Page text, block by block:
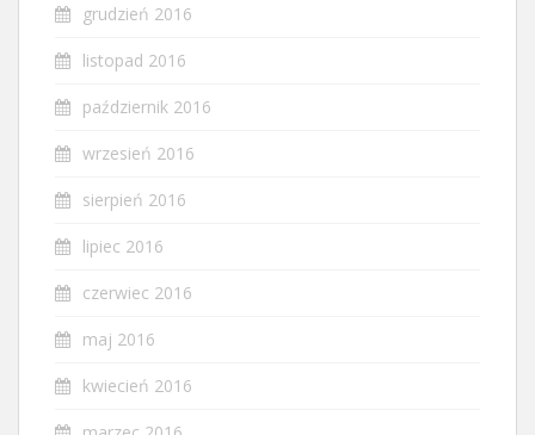
grudzień 2016
listopad 2016
październik 2016
wrzesień 2016
sierpień 2016
lipiec 2016
czerwiec 2016
maj 2016
kwiecień 2016